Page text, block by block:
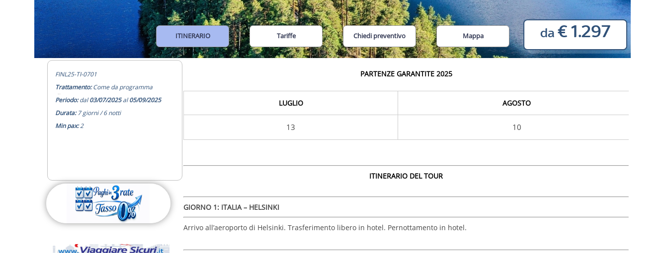
da € 1.297
FINL25-TI-0701
Trattamento:Come da programma
Periodo:dal03/07/2025al05/09/2025
Durata:7 giorni / 6 notti
Min pax:2
ITINERARIO Tariffe Chiedi preventivo Mappa
PARTENZE GARANTITE 2025
LUGLIO AGOSTO
13 10
ITINERARIO DEL TOUR
GIORNO 1: ITALIA – HELSINKI
Arrivo all’aeroporto di Helsinki. Trasferimento libero in hotel. Pernottamento in hotel.